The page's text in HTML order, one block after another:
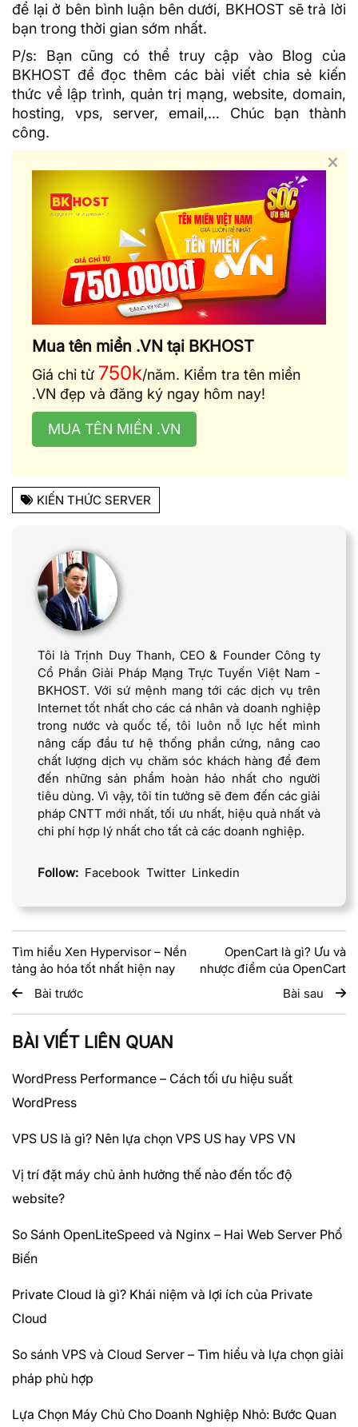
để lại ở bên bình luận bên dưới, BKHOST sẽ trả lời
bạn trong thời gian sớm nhất.
P/s: Bạn cũng có thể truy cập vào Blog của
BKHOST để đọc thêm các bài viết chia sẻ kiến
thức về lập trình, quản trị mạng, website, domain,
hosting, vps, server, email,… Chúc bạn thành
công.
Mua tên miền .VN tại BKHOST
Giá chỉ từ 750k/năm. Kiểm tra tên miền
.VN đẹp và đăng ký ngay hôm nay!
MUA TÊN MIỀN .VN
KIẾN THỨC SERVER
Tôi là Trịnh Duy Thanh, CEO & Founder Công ty
Cổ Phần Giải Pháp Mạng Trực Tuyến Việt Nam -
BKHOST. Với sứ mệnh mang tới các dịch vụ trên
Internet tốt nhất cho các cá nhân và doanh nghiệp
trong nước và quốc tế, tôi luôn nỗ lực hết mình
nâng cấp đầu tư hệ thống phần cứng, nâng cao
chất lượng dịch vụ chăm sóc khách hàng để đem
đến những sản phẩm hoàn hảo nhất cho người
tiêu dùng. Vì vậy, tôi tin tưởng sẽ đem đến các giải
pháp CNTT mới nhất, tối ưu nhất, hiệu quả nhất và
chi phí hợp lý nhất cho tất cả các doanh nghiệp.
Follow: Facebook Twitter Linkedin
Tìm hiểu Xen Hypervisor – Nền
tảng ảo hóa tốt nhất hiện nay
Bài trước
OpenCart là gì? Ưu và
nhược điểm của OpenCart
Bài sau
BÀI VIẾT LIÊN QUAN
WordPress Performance – Cách tối ưu hiệu suất
WordPress
VPS US là gì? Nên lựa chọn VPS US hay VPS VN
Vị trí đặt máy chủ ảnh hưởng thế nào đến tốc độ
website?
So Sánh OpenLiteSpeed và Nginx – Hai Web Server Phổ
Biến
Private Cloud là gì? Khái niệm và lợi ích của Private
Cloud
So sánh VPS và Cloud Server – Tìm hiểu và lựa chọn giải
pháp phù hợp
Lựa Chọn Máy Chủ Cho Doanh Nghiệp Nhỏ: Bước Quan